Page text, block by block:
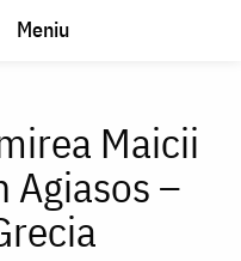
Meniu
Maicii
Agiasos –